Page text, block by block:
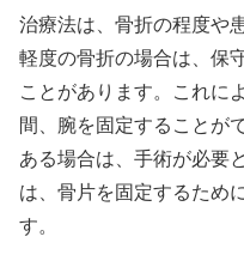
治療法は、骨折の程度や
軽度の骨折の場合は、保
ことがあります。これに
間、腕を固定することが
ある場合は、手術が必要
は、骨片を固定するため
す。